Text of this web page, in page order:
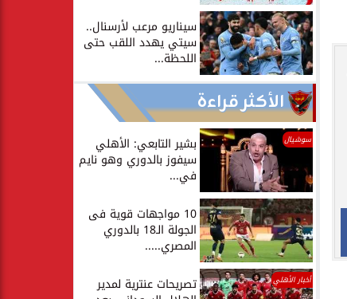
سيناريو مرعب لأرسنال..
سيتي يهدد اللقب حتى
اللحظة...
الأكثر قراءة
سوشيال بشير التابعي: الأهلي
سيفوز بالدوري وهو نايم
في...
10 مواجهات قوية فى
الجولة الـ18 بالدوري
المصري.....
أخبار الأهلي تصريحات عنترية لمدير